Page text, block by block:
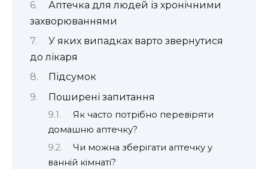
Аптечка для людей із хронічними
захворюваннями
У яких випадках варто звернутися
до лікаря
Підсумок
Поширені запитання
Як часто потрібно перевіряти
домашню аптечку?
Чи можна зберігати аптечку у
ванній кімнаті?